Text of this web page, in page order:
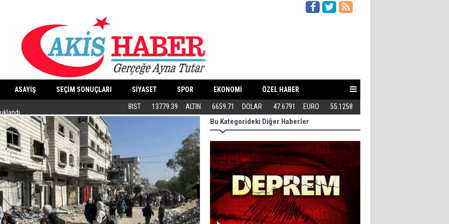
ASAYİŞ SEÇİM SONUÇLARI SİYASET SPOR EKONOMİ ÖZEL HABER
ABB’DEN KEDİLERE ÖZEL MERKEZ
BIST 13779.39 ALTIN 6659.71 DOLAR 47.6791 EURO 55.1258
Bu Kategorideki Diğer Haberler